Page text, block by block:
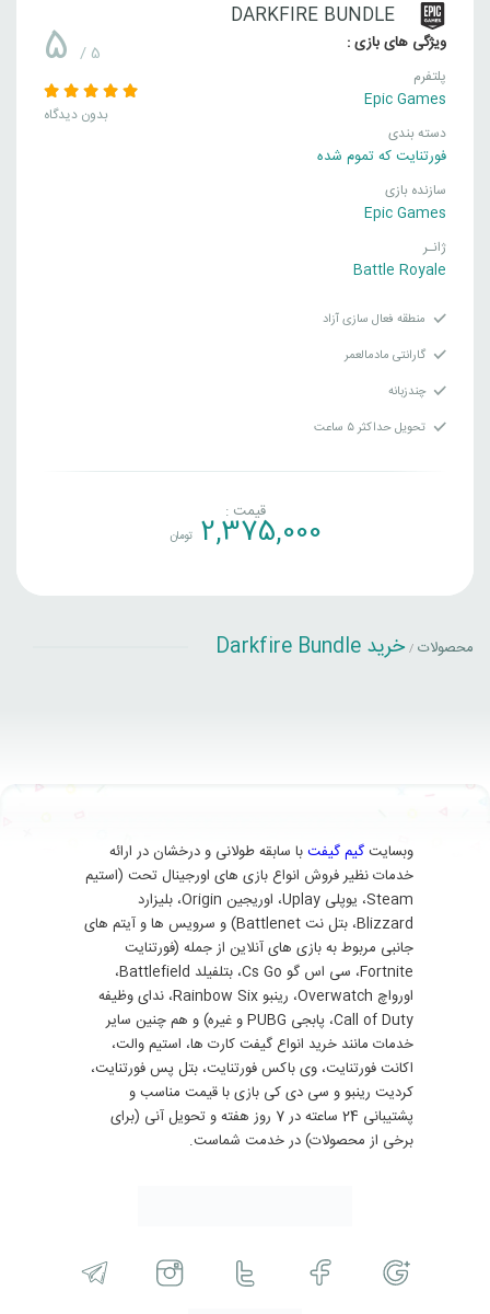
DARKFIRE BUNDLE
ویژگی های بازی :
پلتفرم
Epic Games
دسته بندی
فورتنایت که تموم شده
سازنده بازی
Epic Games
ژانـر
Battle Royale
5 / 5
بدون دیدگاه
منطقه فعال سازی آزاد
گارانتی مادمالعمر
چندزبانه
تحویل حداکثر ۵ ساعت
قیمت :
2,375,000 تومان
محصولات / خرید Darkfire Bundle
وبسایت گیم گیفتبا سابقه طولانی و درخشان در ارائه
خدمات نظیر فروش انواع بازی های اورجینال تحت (استیم
Steam، یوپلی Uplay، اوریجین Origin، بلیزارد
Blizzard، بتل نت Battlenet) و سرویس ها و آیتم های
جانبی مربوط به بازی های آنلاین از جمله (فورتنایت
Fortnite، سی اس گو Cs Go، بتلفیلد Battlefield،
اورواچ Overwatch، رینبو Rainbow Six، ندای وظیفه
Call of Duty، پابجی PUBG و غیره) و هم چنین سایر
خدمات مانند خرید انواع گیفت کارت ها، استیم والت،
اکانت فورتنایت، وی باکس فورتنایت، بتل پس فورتنایت،
کردیت رینبو و سی دی کی بازی با قیمت مناسب و
پشتیبانی 24 ساعته در 7 روز هفته و تحویل آنی (برای
برخی از محصولات) در خدمت شماست.